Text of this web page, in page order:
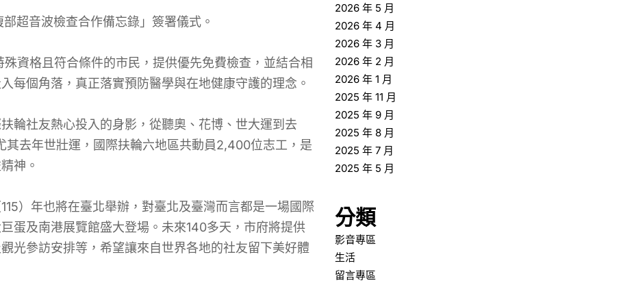
超音波檢查合作備忘錄」簽署儀式。
資格且符合條件的市民，提供優先免費檢查，並結合相
每個角落，真正落實預防醫學與在地健康守護的理念。
輪社友熱心投入的身影，從聽奧、花博、世大運到去
其去年世壯運，國際扶輪六地區共動員2,400位志工，是
神。
）年也將在臺北舉辦，對臺北及臺灣而言都是一場國際
蛋及南港展覽館盛大登場。未來140多天，市府將提供
光參訪安排等，希望讓來自世界各地的社友留下美好體
2026 年 5 月
2026 年 4 月
2026 年 3 月
2026 年 2 月
2026 年 1 月
2025 年 11 月
2025 年 9 月
2025 年 8 月
2025 年 7 月
2025 年 5 月
分類
影音專區
生活
留言專區